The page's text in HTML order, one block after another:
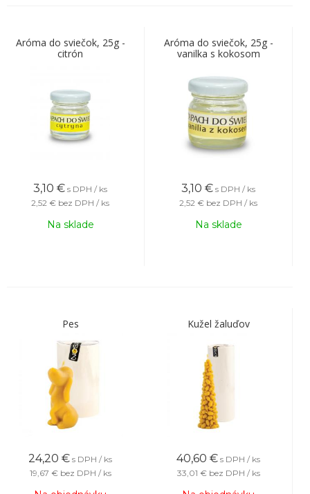
Aróma do sviečok, 25g -
citrón
3,10 € s DPH / ks
2,52 € bez DPH / ks
Na sklade
Aróma do sviečok, 25g -
vanilka s kokosom
3,10 € s DPH / ks
2,52 € bez DPH / ks
Na sklade
Pes
24,20 € s DPH / ks
19,67 € bez DPH / ks
Kužel žaluďov
40,60 € s DPH / ks
33,01 € bez DPH / ks